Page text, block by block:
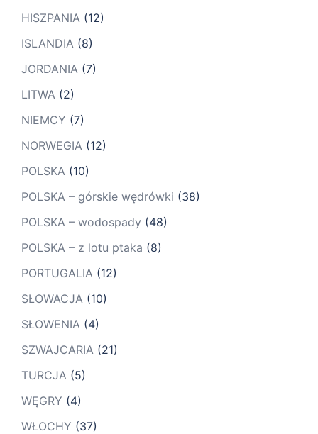
HISZPANIA (12)
ISLANDIA (8)
JORDANIA (7)
LITWA (2)
NIEMCY (7)
NORWEGIA (12)
POLSKA (10)
POLSKA – górskie wędrówki (38)
POLSKA – wodospady (48)
POLSKA – z lotu ptaka (8)
PORTUGALIA (12)
SŁOWACJA (10)
SŁOWENIA (4)
SZWAJCARIA (21)
TURCJA (5)
WĘGRY (4)
WŁOCHY (37)